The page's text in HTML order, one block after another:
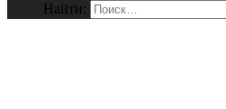
Найти: